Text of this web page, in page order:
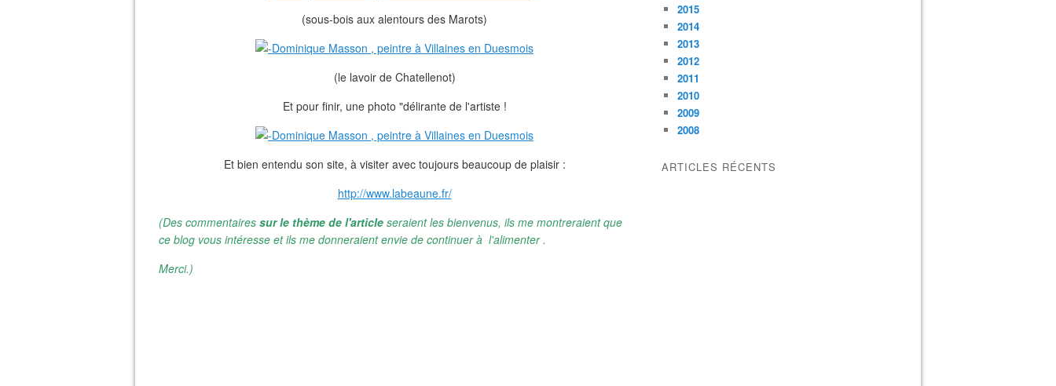
(sous-bois aux alentours des Marots)
(le lavoir de Chatellenot)
Et pour finir, une photo "délirante de l'artiste !
Et bien entendu son site, à visiter avec toujours beaucoup de plaisir :
http://www.labeaune.fr/
(Des commentaires sur le thème de l'article seraient les bienvenus, ils me montreraient que
ce blog vous intéresse et ils me donneraient envie de continuer à l'alimenter .
Merci.)
2015
2014
2013
2012
2011
2010
2009
2008
ARTICLES RÉCENTS